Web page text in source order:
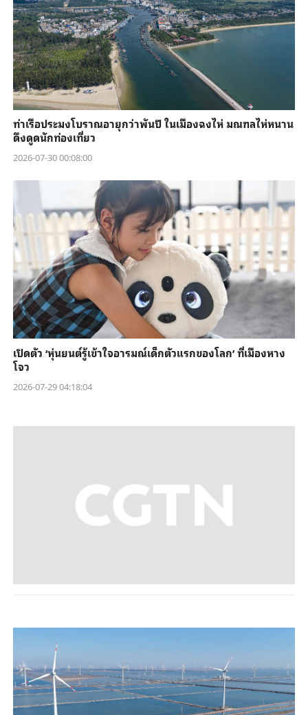
ท่าเรือประมงโบราณอายุกว่าพันปี ในเมืองฉงไห่ มณฑลไห่หนาน
ดึงดูดนักท่องเที่ยว
2026-07-30 00:08:00
เปิดตัว ‘หุ่นยนต์รู้เข้าใจอารมณ์เด็กตัวแรกของโลก’ ที่เมืองหาง
โจว
2026-07-29 04:18:04